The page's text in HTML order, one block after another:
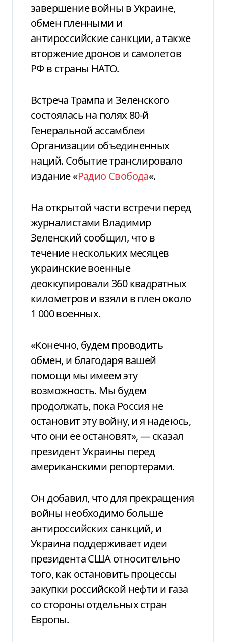
завершение войны в Украине,
обмен пленными и
антироссийские санкции, а также
вторжение дронов и самолетов
РФ в страны НАТО.
Встреча Трампа и Зеленского
состоялась на полях 80-й
Генеральной ассамблеи
Организации объединенных
наций. Событие транслировало
издание «Радио Свобода«.
На открытой части встречи перед
журналистами Владимир
Зеленский сообщил, что в
течение нескольких месяцев
украинские военные
деоккупировали 360 квадратных
километров и взяли в плен около
1 000 военных.
«Конечно, будем проводить
обмен, и благодаря вашей
помощи мы имеем эту
возможность. Мы будем
продолжать, пока Россия не
остановит эту войну, и я надеюсь,
что они ее остановят», — сказал
президент Украины перед
американскими репортерами.
Он добавил, что для прекращения
войны необходимо больше
антироссийских санкций, и
Украина поддерживает идеи
президента США относительно
того, как остановить процессы
закупки российской нефти и газа
со стороны отдельных стран
Европы.